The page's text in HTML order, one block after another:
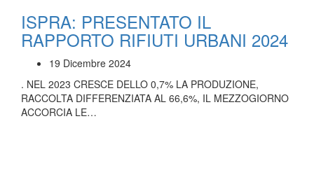
ISPRA: PRESENTATO IL
RAPPORTO RIFIUTI URBANI 2024
19 Dicembre 2024
. NEL 2023 CRESCE DELLO 0,7% LA PRODUZIONE,
RACCOLTA DIFFERENZIATA AL 66,6%, IL MEZZOGIORNO
ACCORCIA LE…